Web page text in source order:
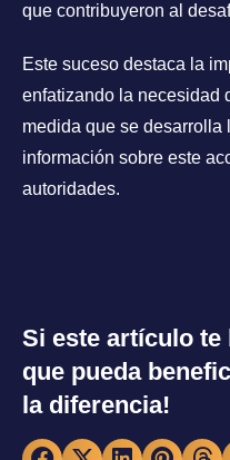
que contribuyeron al
Este suceso destaca la
enfatizando la necesidad
medida que se
información sobre este
autoridades.
Si este artículo
que pueda
la diferencia!